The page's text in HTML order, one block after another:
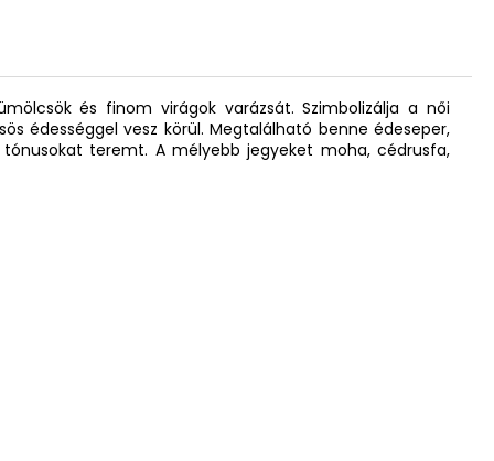
és finom virágok varázsát. Szimbolizálja a női
édességgel vesz körül. Megtalálható benne édeseper,
teremt. A mélyebb jegyeket moha, cédrusfa,